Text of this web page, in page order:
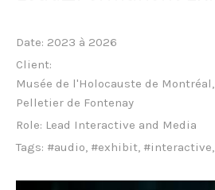
Date: 2023 à 2026
Client:
Musée de l'Holocauste de
Pelletier de Fontenay
Role: Lead Interactive and Media
Tags: #audio, #exhibit, #interactive,